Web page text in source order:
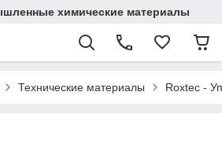
химические материалы
Технические материалы Roxtec -